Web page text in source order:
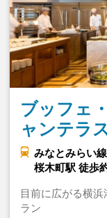
ブッフェ
ャンテラス
みなとみらい
桜木町駅 徒歩
目前に広がる横
ラン